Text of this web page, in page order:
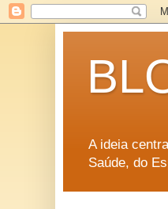
A ideia
Saúde, do